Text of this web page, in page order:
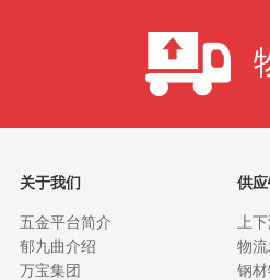
关于我们
五金平台简介
郁九曲介绍
万宝集团
供
上
物
钢